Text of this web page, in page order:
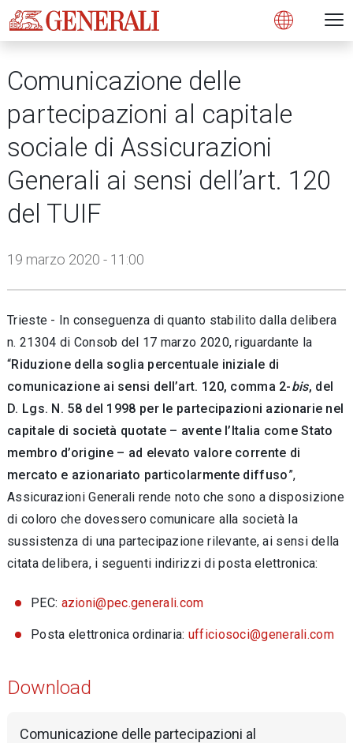
Open
Comunicazione delle
partecipazioni al capitale
sociale di Assicurazioni
Generali ai sensi dell’art. 120
del TUIF
19 marzo 2020 - 11:00
Trieste - In conseguenza di quanto stabilito dalla delibera
n. 21304 di Consob del 17 marzo 2020, riguardante la
“Riduzione della soglia percentuale iniziale di
comunicazione ai sensi dell’art. 120, comma 2-bis, del
D. Lgs. N. 58 del 1998 per le partecipazioni azionarie nel
capitale di società quotate – avente l’Italia come Stato
membro d’origine – ad elevato valore corrente di
mercato e azionariato particolarmente diffuso”,
Assicurazioni Generali rende noto che sono a disposizione
di coloro che dovessero comunicare alla società la
sussistenza di una partecipazione rilevante, ai sensi della
citata delibera, i seguenti indirizzi di posta elettronica:
PEC: azioni@pec.generali.com
Posta elettronica ordinaria: ufficiosoci@generali.com
Download
Comunicazione delle partecipazioni al